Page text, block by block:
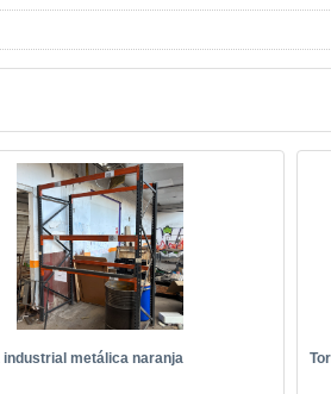
industrial metálica naranja